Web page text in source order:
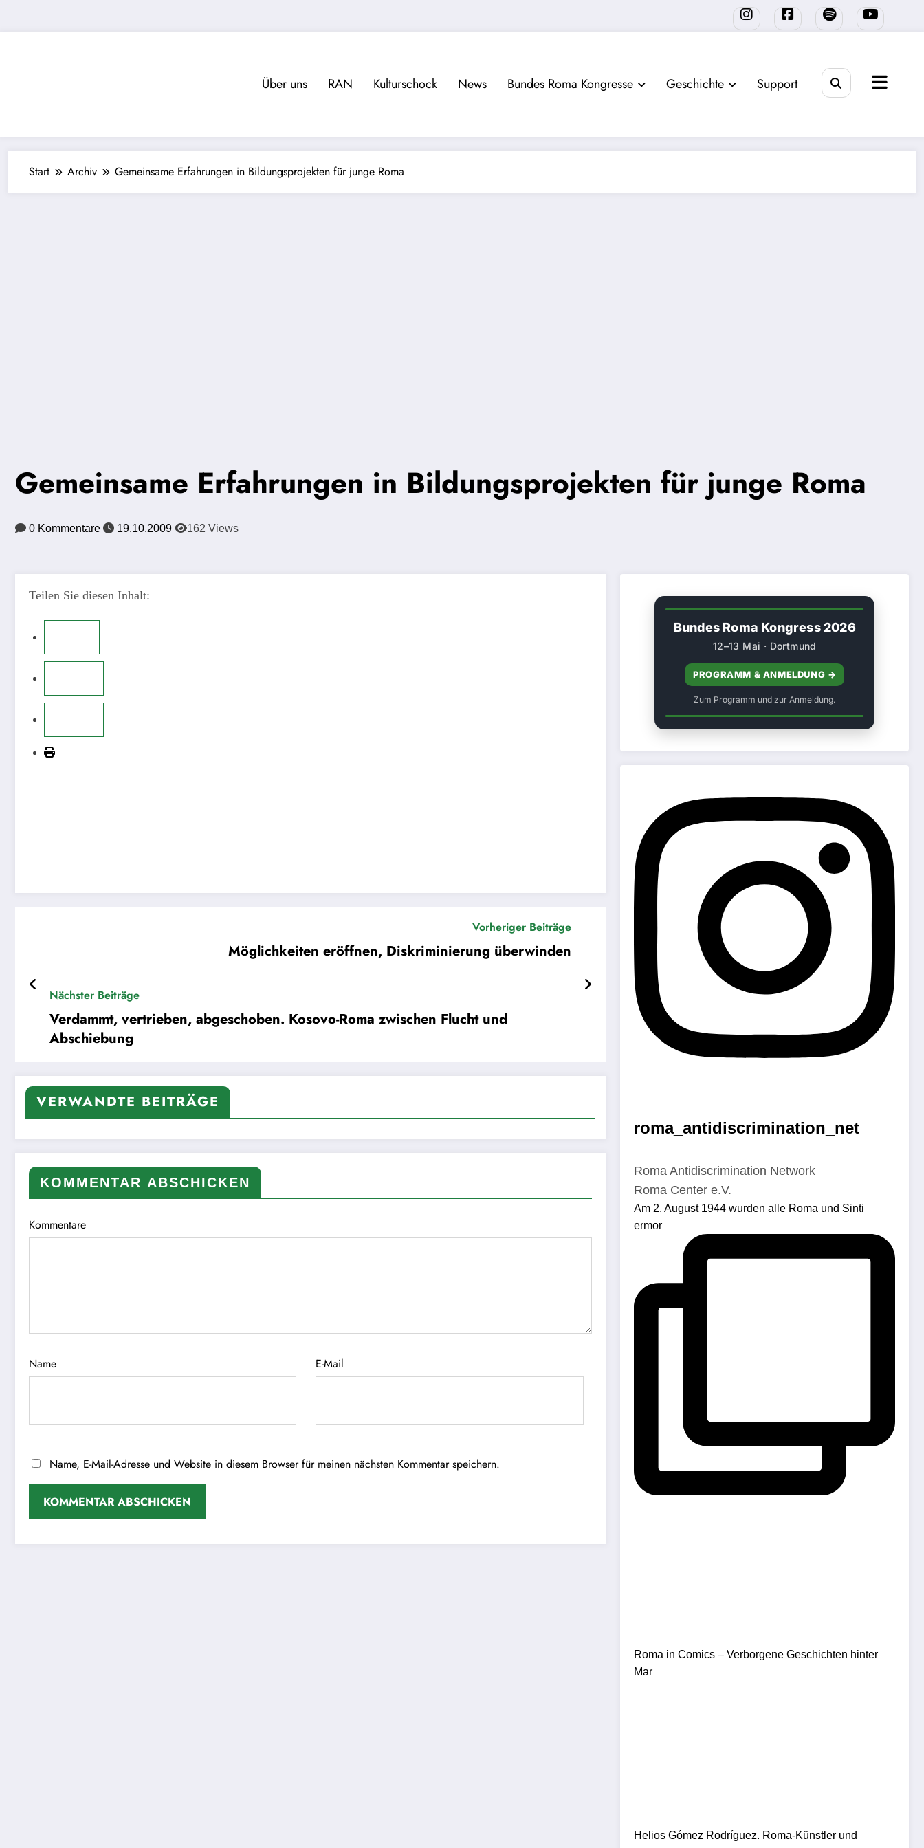
Über uns RAN Kulturschock News Bundes Roma Kongresse Geschichte Support
Start Archiv Gemeinsame Erfahrungen in Bildungsprojekten für junge Roma
Gemeinsame Erfahrungen in Bildungsprojekten für junge Roma
0 Kommentare 19.10.2009 162 Views
Teilen Sie diesen Inhalt:
Vorheriger Beiträge
Möglichkeiten eröffnen, Diskriminierung überwinden
Nächster Beiträge
Verdammt, vertrieben, abgeschoben. Kosovo-Roma zwischen Flucht und
Abschiebung
VERWANDTE BEITRÄGE
KOMMENTAR ABSCHICKEN
Kommentare
Name E-Mail
Name, E-Mail-Adresse und Website in diesem Browser für meinen nächsten Kommentar speichern.
Bundes Roma Kongress 2026
12–13 Mai · Dortmund
PROGRAMM & ANMELDUNG →
Zum Programm und zur Anmeldung.
roma_antidiscrimination_net
Roma Antidiscrimination Network
Roma Center e.V.
Am 2. August 1944 wurden alle Roma und Sinti
ermor
Roma in Comics – Verborgene Geschichten hinter
Mar
Helios Gómez Rodríguez. Roma-Künstler und